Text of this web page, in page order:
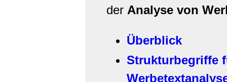
der Analyse von
Überblick
Strukturbegriffe